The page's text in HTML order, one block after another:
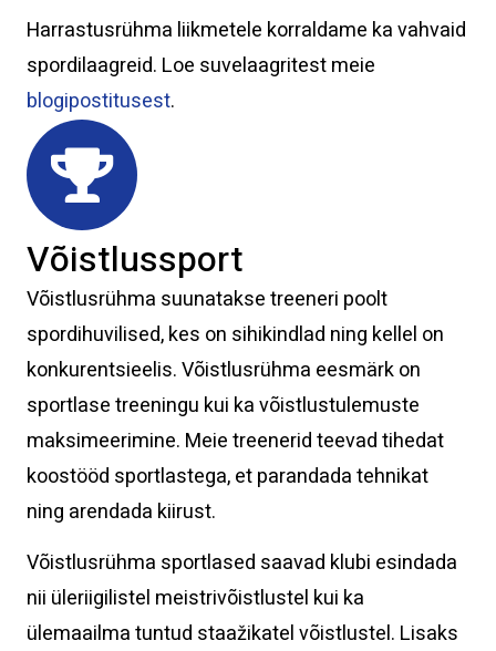
Harrastusrühma liikmetele korraldame ka vahvaid
spordilaagreid. Loe suvelaagritest meie
blogipostitusest.
Võistlussport
Võistlusrühma suunatakse treeneri poolt
spordihuvilised, kes on sihikindlad ning kellel on
konkurentsieelis. Võistlusrühma eesmärk on
sportlase treeningu kui ka võistlustulemuste
maksimeerimine. Meie treenerid teevad tihedat
koostööd sportlastega, et parandada tehnikat
ning arendada kiirust.
Võistlusrühma sportlased saavad klubi esindada
nii üleriigilistel meistrivõistlustel kui ka
ülemaailma tuntud staažikatel võistlustel. Lisaks